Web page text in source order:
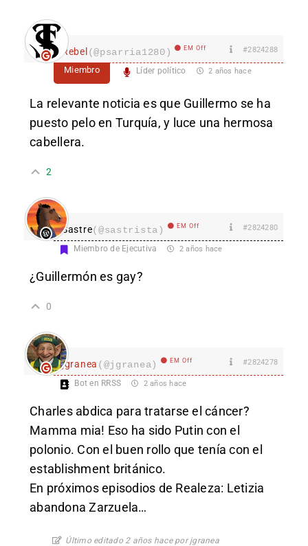
Rebel(@psarria1280) EM Off #2824288
Miembro Líder político 2 años hace
La relevante noticia es que Guillermo se ha
puesto pelo en Turquía, y luce una hermosa
cabellera.
2
Sastre(@sastrista) EM Off #2824280
Miembro de Ejecutiva 2 años hace
¿Guillermón es gay?
0
jgranea (@jgranea) EM Off #2824278
Bot en RRSS 2 años hace
Charles abdica para tratarse el cáncer?
Mamma mia! Eso ha sido Putin con el
polonio. Con el buen rollo que tenía con el
establishment británico.
En próximos episodios de Realeza: Letizia
abandona Zarzuela…
Último editado 2 años hace por jgranea